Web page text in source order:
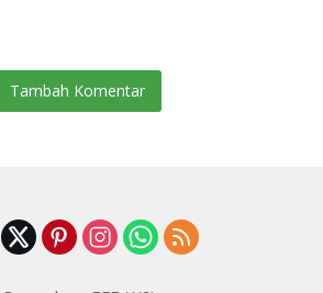
Tambah Komentar